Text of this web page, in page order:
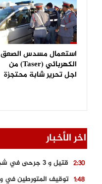
استعمال مسدس الصعق
الكهربائي (Taser) من
اجل تحرير شابة محتجزة
اخر الأخبار
2:30 قتيل و 3 جرحى في شجار عنيف بحفل زفاف بسوق اليبت
1:48